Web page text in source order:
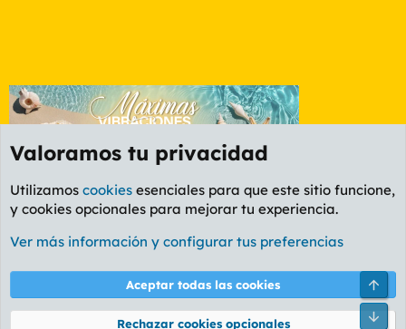
Etiquetas
Cookies
PL OLDSTYLE AMARILLO
Términos y reglas Política de privacidad Ayuda
Valoramos tu privacidad
Utilizamos cookies esenciales para que este sitio funcione,
y cookies opcionales para mejorar tu experiencia.
Ver más información y configurar tus preferencias
Aceptar todas las cookies
Rechazar cookies opcionales
Pie